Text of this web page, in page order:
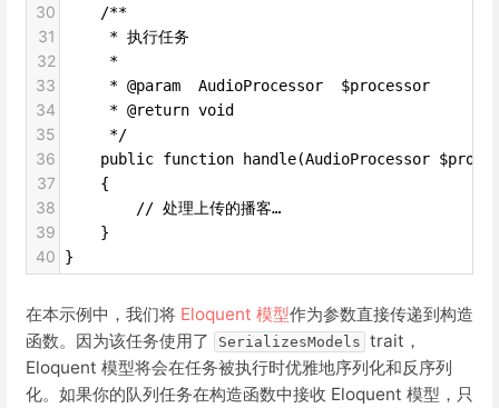
30
    /**
31
     * 执行任务
32
     *
33
     * @param  AudioProcessor  $processor
34
     * @return void
35
     */
36
public function handle(AudioProcessor
37
    {
38
        // 处理上传的播客…
39
    }
40 }
在本示例中，我们将 Eloquent 模型作为参数直接传递到构造
函数。因为该任务使用了
SerializesModels trait，
Eloquent 模型将会在任务被执行时优雅地序列化和反序列
化。如果你的队列任务在构造函数中接收 Eloquent 模型，只